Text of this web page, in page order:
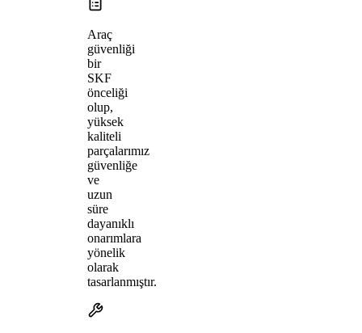
Araç
güvenliği
bir
SKF
önceliği
olup,
yüksek
kaliteli
parçalarımız
güvenliğe
ve
uzun
süre
dayanıklı
onarımlara
yönelik
olarak
tasarlanmıştır.